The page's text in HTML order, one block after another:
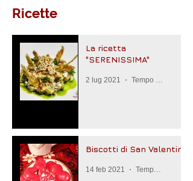
Ricette
La ricetta
"SERENISSIMA"
2 lug 2021 Tempo di lettura: 3 min
Biscotti di San Valentino
14 feb 2021 Tempo di lettura: 2 min